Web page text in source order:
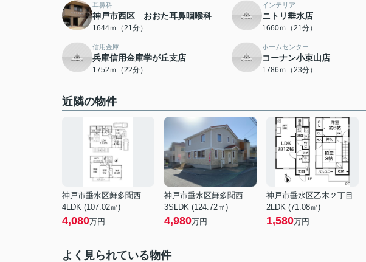
耳鼻科
神戸市西区 おおた耳鼻咽喉科
1644ｍ（21分）
インテリア
ニトリ垂水店
1660ｍ（21分）
信用金庫
兵庫信用金庫学が丘支店
1752ｍ（22分）
ホームセンター
コーナン小束山店
1786ｍ（23分）
近隣の物件
神戸市垂水区舞多聞西８丁目
4LDK (107.02㎡)
4,080万円
神戸市垂水区舞多聞西４丁目
3SLDK (124.72㎡)
4,980万円
神戸市垂水区乙木２丁目
2LDK (71.08㎡)
1,580万円
よく見られている物件